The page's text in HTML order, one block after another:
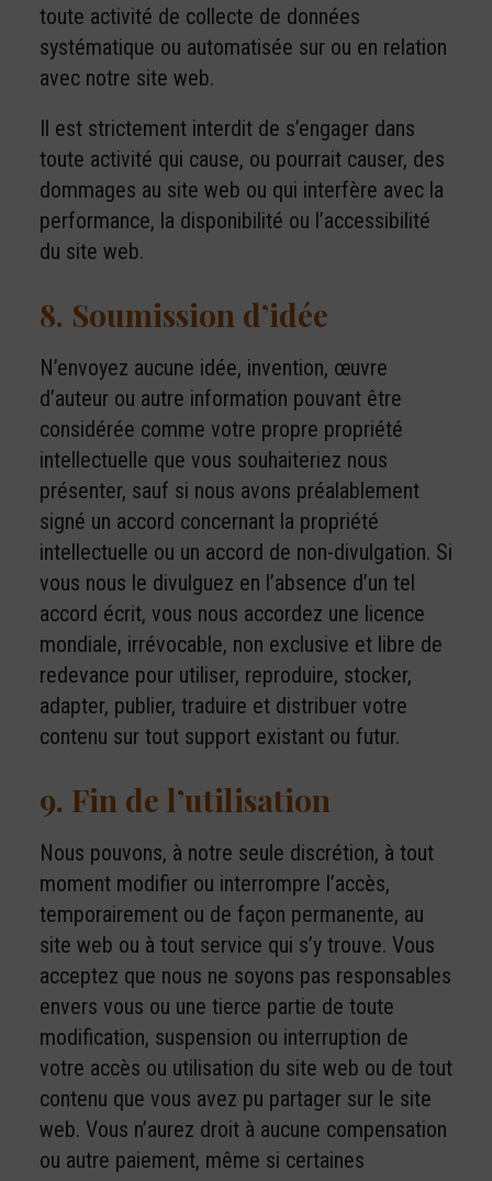
toute activité de collecte de données
systématique ou automatisée sur ou en relation
avec notre site web.
Il est strictement interdit de s’engager dans
toute activité qui cause, ou pourrait causer, des
dommages au site web ou qui interfère avec la
performance, la disponibilité ou l’accessibilité
du site web.
8. Soumission d’idée
N’envoyez aucune idée, invention, œuvre
d’auteur ou autre information pouvant être
considérée comme votre propre propriété
intellectuelle que vous souhaiteriez nous
présenter, sauf si nous avons préalablement
signé un accord concernant la propriété
intellectuelle ou un accord de non-divulgation. Si
vous nous le divulguez en l’absence d’un tel
accord écrit, vous nous accordez une licence
mondiale, irrévocable, non exclusive et libre de
redevance pour utiliser, reproduire, stocker,
adapter, publier, traduire et distribuer votre
contenu sur tout support existant ou futur.
9. Fin de l’utilisation
Nous pouvons, à notre seule discrétion, à tout
moment modifier ou interrompre l’accès,
temporairement ou de façon permanente, au
site web ou à tout service qui s’y trouve. Vous
acceptez que nous ne soyons pas responsables
envers vous ou une tierce partie de toute
modification, suspension ou interruption de
votre accès ou utilisation du site web ou de tout
contenu que vous avez pu partager sur le site
web. Vous n’aurez droit à aucune compensation
ou autre paiement, même si certaines